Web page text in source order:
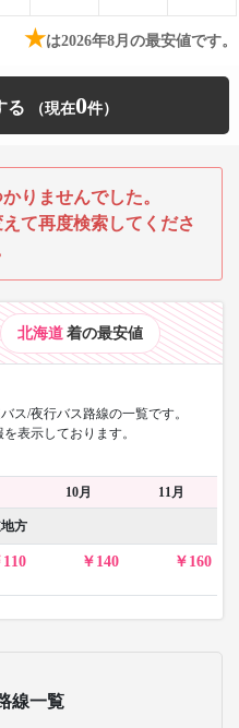
★は2026年8月の最安値です。
る 0
りませんでした。
て再度検索してくださ
北海道 着の最安値
ス/夜行バス路線の一覧です。
表示しております。
10月 11月
方
110 140 160
線一覧